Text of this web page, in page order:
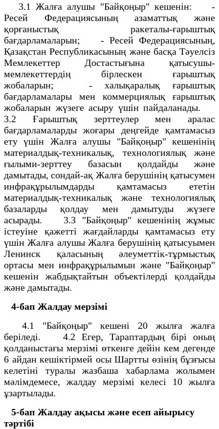
3.1 Жалға алушы "Байқоңыр" кешенін: -
Ресей Федерациясының азаматтық және
қорғаныстық ракеталы-ғарыштық
бағдарламаларын; - Ресей Федерациясының,
Қазақстан Республикасының және басқа Тәуелсіз
Мемлекеттер Достастығына қатысушы-
мемлекеттердің бірлескен ғарыштық
жобаларын; - халықаралық ғарыштық
бағдарламалары мен коммерциялық ғарыштық
жобаларын жүзеге асыру үшін пайдаланады.
3.2 Ғарыштық зерттеулер мен аралас
бағдарламаларды жоғары деңгейде қамтамасыз
ету үшін Жалға алушы "Байқоңыр" кешенінің
материалдық-техникалық, технологиялық және
ғылыми-зерттеу базасын қолдайды және
дамытады, сондай-ақ Жалға берушінің қатысумен
инфрақұрылымдарды қамтамасыз ететін
материалдық-техникалық және технологиялық
базаларды қолдау мен дамытуды жүзеге
асырады. 3.3 "Байқоңыр" кешенінің жұмыс
істеуіне қажетті жағдайларды қамтамасыз ету
үшін Жалға алушы Жалға берушінің қатысуымен
Ленинск қаласының әлеуметтік-тұрмыстық
ортасы мен инфрақұрылымын және "Байқоңыр"
кешенін жабдықтайтын объектілерді қолдайды
және дамытады.
4-бап Жалдау мерзімі
4.1 "Байқоңыр" кешені 20 жылға жалға
беріледі. 4.2 Егер, Тараптардың бірі оның
қолданыстағы мерзімі өткенге дейін кем дегенде
6 айдан кешіктірмей осы Шартты өзінің бұзғысы
келетіні туралы жазбаша хабарлама жолымен
мәлімдемесе, жалдау мерзімі келесі 10 жылға
ұзартылады.
5-бап Жалдау ақысы және есеп айырысу
тәртібі